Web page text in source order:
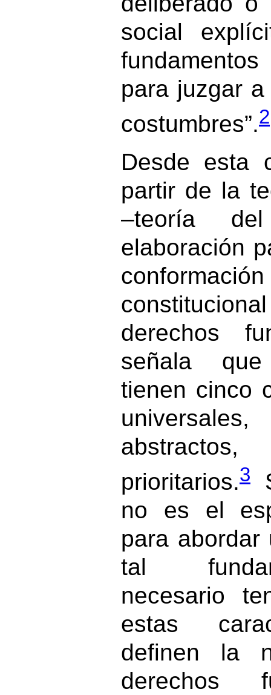
social
para juzgar
costumbres”.2
Desde esta
partir de la
–teoría
elaboración
derechos
señala
tienen cinco
prioritarios.3
no es el
para abordar
tal
necesario
estas
definen la
derechos